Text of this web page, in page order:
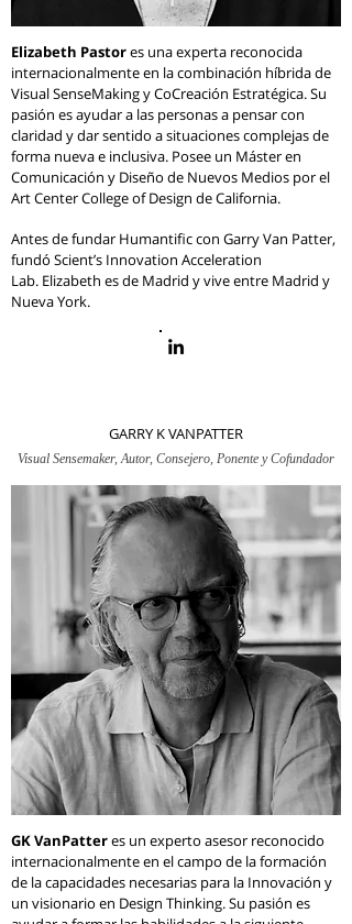
Elizabeth Pastores una experta reconocida
internacionalmente en la combinación híbrida de
Visual SenseMaking y CoCreación Estratégica. Su
pasión es ayudar a las personas a pensar con
claridad y dar sentido a situaciones complejas de
forma nueva e inclusiva. Posee un Máster en
Comunicación y Diseño de Nuevos Medios por el
Art Center College of Design de California.
Antes de fundar Humantific con Garry Van Patter,
fundó Scient’s Innovation Acceleration
Lab. Elizabeth es de Madrid y vive entre Madrid y
Nueva York.
GARRY K VANPATTER
Visual Sensemaker, Autor, Consejero, Ponente y Cofundador
GK VanPatteres un experto asesor reconocido
internacionalmente en el campo de la formación
de la capacidades necesarias para la Innovación y
un visionario en Design Thinking. Su pasión es